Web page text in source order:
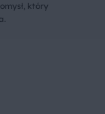
który